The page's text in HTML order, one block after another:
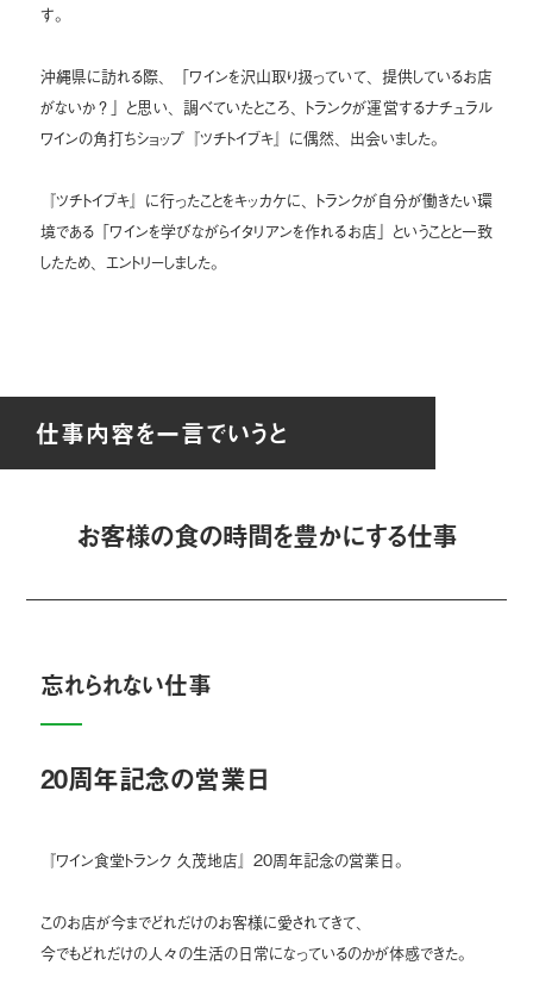
す。
沖縄県に訪れる際、
「ワインを沢山取り扱っていて、提供しているお店
がないか？」と思い、 調べていたところ、トランクが運営するナチュラル
ワインの角打ちショップ『ツチトイブキ』に偶然、出会いました。
『ツチトイブキ』に行ったことをキッカケに、トランクが自分が働きたい環
境である「ワインを学びながらイタリアンを作れるお店」 ということと一致
したため、エントリーしました。
仕事内容を一言でいうと
お客様の食の時間を豊かにする仕事
忘れられない仕事
20周年記念の営業日
『ワイン食堂トランク 久茂地店』20周年記念の営業日。
このお店が今までどれだけのお客様に愛されてきて、
今でもどれだけの人々の生活の日常になっているのかが体感できた。